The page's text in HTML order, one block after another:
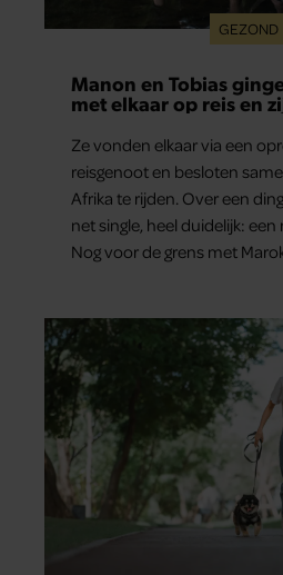
GEZOND
Manon en Tobias
met elkaar op reis en
Ze vonden elkaar via een
reisgenoot en besloten
Afrika te rijden. Over een
net single, heel duidelijk: een
Nog voor de grens met
zo stellig gezegd: dit wordt